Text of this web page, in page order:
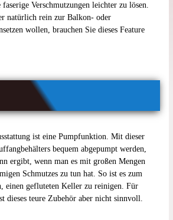
Verschmutzungen leichter zu lösen.
natürlich rein zur Balkon- oder
wollen, brauchen Sie dieses Feature
ist eine Pumpfunktion. Mit dieser
bequem abgepumpt werden,
ergibt, wenn man es mit großen Mengen
Schmutzes zu tun hat. So ist es zum
einen gefluteten Keller zu reinigen. Für
dieses teure Zubehör aber nicht sinnvoll.